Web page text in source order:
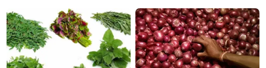
பொறுப்புகளை ஒப்படைப்பதில்
கவனம் தேவை..!